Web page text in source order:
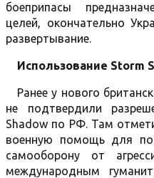
боеприпасы
целей, окончательно
развертывание.
Использование Storm
Ранее у нового
не подтвердили
Shadow по РФ. Там
военную помощь для
самооборону от
международным